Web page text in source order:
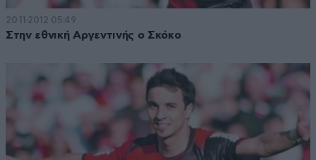
20·11·2012 05:49
Στην εθνική Αργεντινής ο Σκόκο